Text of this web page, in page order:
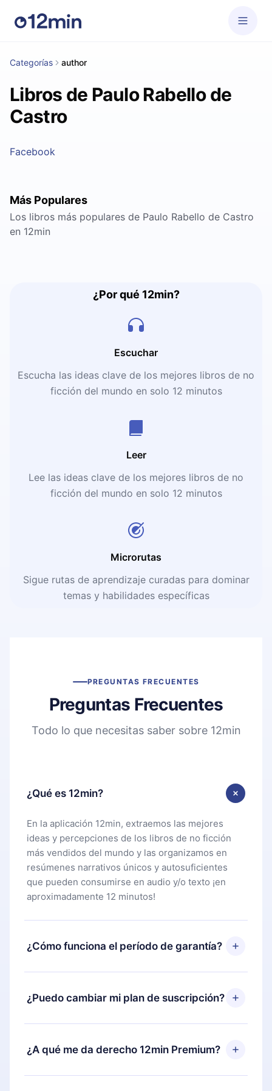
Categorías author
Libros de Paulo Rabello de
Castro
Facebook
Más Populares
Los libros más populares de Paulo Rabello de Castro
en 12min
¿Por qué 12min?
Escuchar
Escucha las ideas clave de los mejores libros de no
ficción del mundo en solo 12 minutos
Leer
Lee las ideas clave de los mejores libros de no
ficción del mundo en solo 12 minutos
Microrutas
Sigue rutas de aprendizaje curadas para dominar
temas y habilidades específicas
PREGUNTAS FRECUENTES
Preguntas Frecuentes
Todo lo que necesitas saber sobre 12min
¿Qué es 12min?
En la aplicación 12min, extraemos las mejores
ideas y percepciones de los libros de no ficción
más vendidos del mundo y las organizamos en
resúmenes narrativos únicos y autosuficientes
que pueden consumirse en audio y/o texto ¡en
aproximadamente 12 minutos!
¿Cómo funciona el período de garantía?
Puedes descargar nuestra aplicación y comenzar a
disfrutar de nuestra biblioteca. Si por alguna razón
no estás satisfecho con nuestra plataforma,
días posteriores a la compra y solicita el
pagaste, sin preguntas ni burocracia.
¿Puedo cambiar mi plan de suscripción?
Sí, pero el cambio solo se aplicará a partir del
próximo período de facturación. Por ejemplo, si
decides cambiar tu suscripción mensual a anual,
¿A qué me da derecho 12min Premium?
12min Premium es un plan que te garantiza acceso